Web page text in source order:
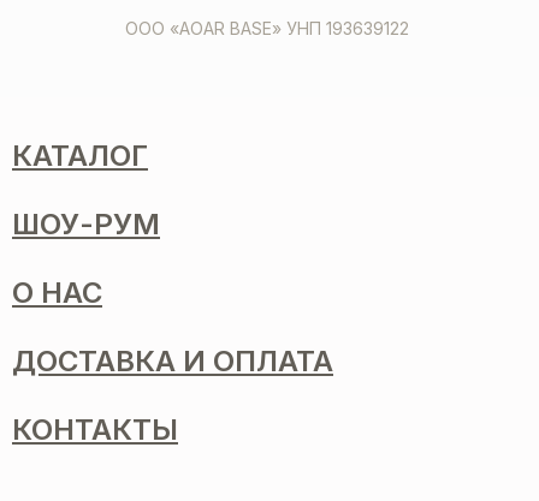
ООО «AOAR BASE» УНП 193639122
КАТАЛОГ
ШОУ-РУМ
О НАС
ДОСТАВКА И ОПЛАТА
КОНТАКТЫ